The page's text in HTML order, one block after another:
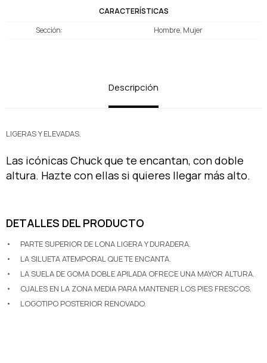
CARACTERÍSTICAS
Sección
Hombre, Mujer
Descripción
LIGERAS Y ELEVADAS.
Las icónicas Chuck que te encantan, con doble
altura. Hazte con ellas si quieres llegar más alto.
DETALLES DEL PRODUCTO
•
PARTE SUPERIOR DE LONA LIGERA Y DURADERA.
•
LA SILUETA ATEMPORAL QUE TE ENCANTA.
•
LA SUELA DE GOMA DOBLE APILADA OFRECE UNA MAYOR ALTURA.
•
OJALES EN LA ZONA MEDIA PARA MANTENER LOS PIES FRESCOS.
•
LOGOTIPO POSTERIOR RENOVADO.